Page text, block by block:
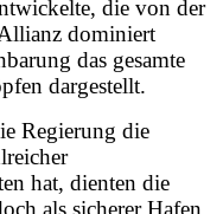
die von der
dominiert
das gesamte
dargestellt.
Regierung die
hat, dienten die
als sicherer Hafen